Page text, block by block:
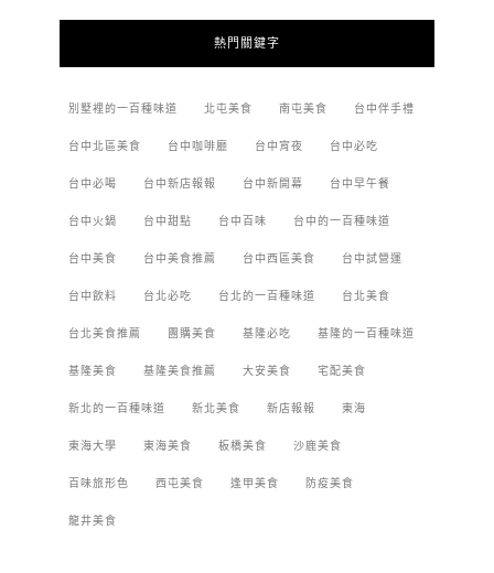
熱門關鍵字
別墅裡的一百種味道 北屯美食 南屯美食 台中伴手禮
台中北區美食 台中咖啡廳 台中宵夜 台中必吃
台中必喝 台中新店報報 台中新開幕 台中早午餐
台中火鍋 台中甜點 台中百味 台中的一百種味道
台中美食 台中美食推薦 台中西區美食 台中試營運
台中飲料 台北必吃 台北的一百種味道 台北美食
台北美食推薦 團購美食 基隆必吃 基隆的一百種味道
基隆美食 基隆美食推薦 大安美食 宅配美食
新北的一百種味道 新北美食 新店報報 東海
東海大學 東海美食 板橋美食 沙鹿美食
百味旅形色 西屯美食 逢甲美食 防疫美食
龍井美食